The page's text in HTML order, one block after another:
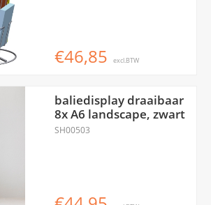
€46,85 excl.BTW
baliedisplay draaibaar
8x A6 landscape, zwart
SH00503